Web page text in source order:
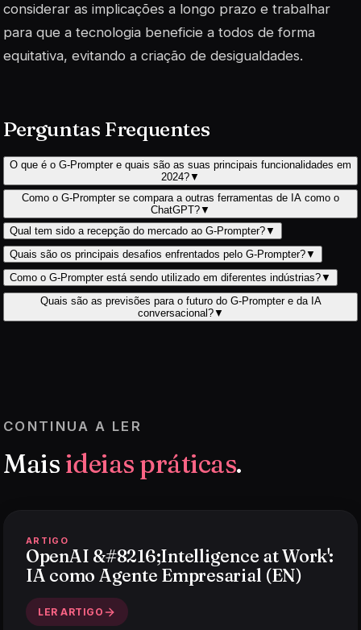
considerar as implicações a longo prazo e trabalhar
para que a tecnologia beneficie a todos de forma
equitativa, evitando a criação de desigualdades.
Perguntas Frequentes
O que é o G-Prompter e quais são as suas principais funcionalidades em
2024?▼
Como o G-Prompter se compara a outras ferramentas de IA como o
ChatGPT?▼
Qual tem sido a recepção do mercado ao G-Prompter?▼
Quais são os principais desafios enfrentados pelo G-Prompter?▼
Como o G-Prompter está sendo utilizado em diferentes indústrias?▼
Quais são as previsões para o futuro do G-Prompter e da IA
conversacional?▼
CONTINUA A LER
Mais ideias práticas.
ARTIGO
OpenAI &#8216;Intelligence at Work':
IA como Agente Empresarial (EN)
LER ARTIGO